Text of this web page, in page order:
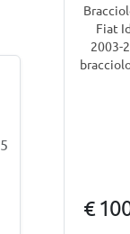
Fiat
2003-
€